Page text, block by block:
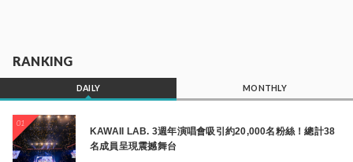
RANKING
DAILY MONTHLY
01
KAWAII LAB. 3週年演唱會吸引約20,000名粉絲！總計38
名成員呈現震撼舞台